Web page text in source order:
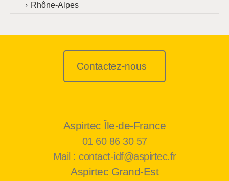
Rhône-Alpes
Contactez-nous
Aspirtec Île-de-France
01 60 86 30 57
Mail : contact-idf@aspirtec.fr
Aspirtec Grand-Est